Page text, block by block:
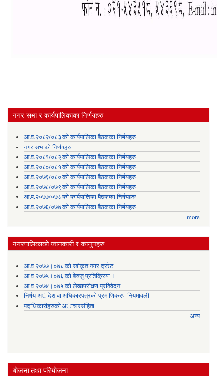
नगर सभा र कार्यपालिकाका निर्णयहरु
आ.व.२०८२/०८३ को कार्यपालिका बैठकका निर्णयहरु
नगर सभाको निर्णयहरु
आ.व.२०८१/०८२ को कार्यपालिका बैठकका निर्णयहरु
आ.व.२०८०/०८१ को कार्यपालिका बैठकका निर्णयहरु
आ.व.२०७९/०८० को कार्यपालिका बैठकका निर्णयहरु
आ.व.२०७८/०७९ को कार्यपालिका बैठकका निर्णयहरु
आ.व.२०७७/०७८ को कार्यपालिका बैठकका निर्णयहरु
आ.व.२०७६/०७७ को कार्यपालिका बैठकका निर्णयहरु
more
नगरपालिकाकाे जानकारी र कानुनहरु
आ.व २०७७।०७८ को स्वीकृत नगर दररेट
आ व २०७५।०७६ को बेरुजु प्रतिक्रिया ।
आ व २०७४।०७५ काे लेखापरीक्षण प्रतिवेदन ।
निर्णय अादेश वा अधिकारपत्रकाे प्रमाणिकरण नियमावली
पदाधिकारीहरुको अाचारसंहिता
अन्य
योजना तथा परियोजना